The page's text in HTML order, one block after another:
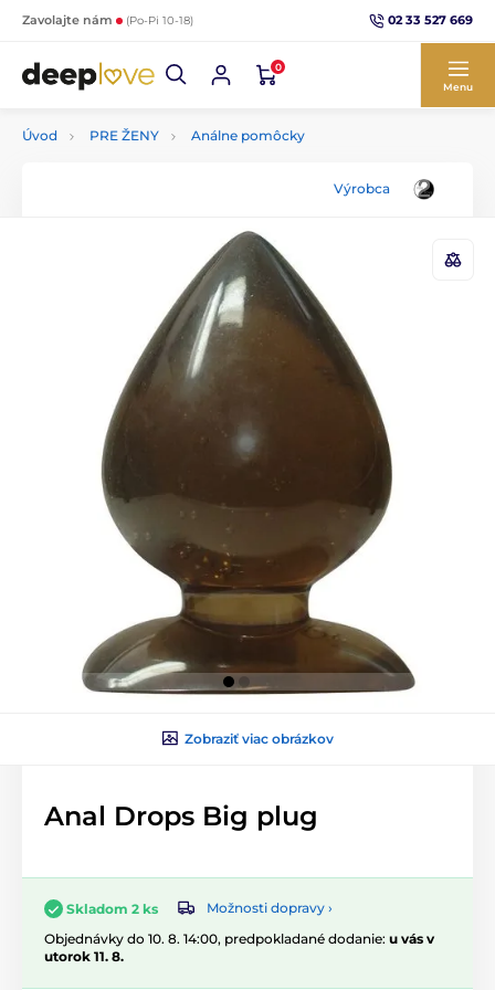
Zavolajte nám (Po-Pi 10-18) 02 33 527 669
0
Menu
Úvod PRE ŽENY Análne pomôcky
Výrobca
Zobraziť viac obrázkov
Anal Drops Big plug
Skladom 2 ks
Možnosti dopravy ›
Objednávky do 10. 8. 14:00, predpokladané dodanie: u vás v
utorok 11. 8.